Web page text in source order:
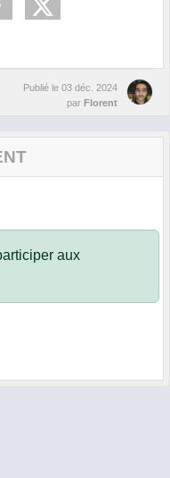
Publié le 03 déc. 2024
par Florent
aux